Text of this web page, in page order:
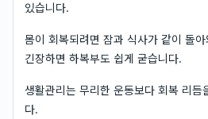
있습니다.
몸이 회복되려면 잠과 식사가 같이 돌
긴장하면 하복부도 쉽게 굳습니다.
생활관리는 무리한 운동보다 회복 리듬
다.